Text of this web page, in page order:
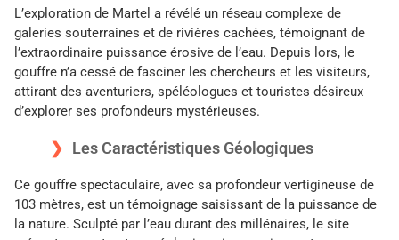
L’exploration de Martel a révélé un réseau complexe de
galeries souterraines et de rivières cachées, témoignant de
l’extraordinaire puissance érosive de l’eau. Depuis lors, le
gouffre n’a cessé de fasciner les chercheurs et les visiteurs,
attirant des aventuriers, spéléologues et touristes désireux
d’explorer ses profondeurs mystérieuses.
Les Caractéristiques Géologiques
Ce gouffre spectaculaire, avec sa profondeur vertigineuse de
103 mètres, est un témoignage saisissant de la puissance de
la nature. Sculpté par l’eau durant des millénaires, le site